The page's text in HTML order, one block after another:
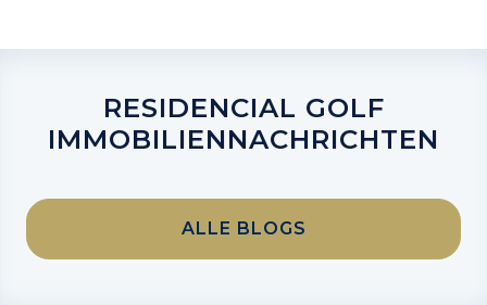
RESIDENCIAL GOLF
IMMOBILIENNACHRICHTEN
ALLE BLOGS